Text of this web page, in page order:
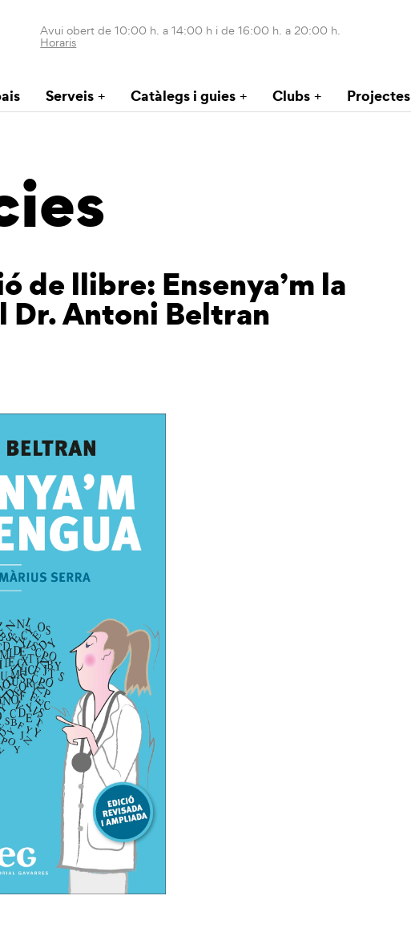
Avui obert de 10:00 h. a 14:00 h i de 16:00 h. a 20:00 h.
Horaris
Serveis Catàlegs i guies Clubs Projectes
de llibre: Ensenya’m la
Dr. Antoni Beltran